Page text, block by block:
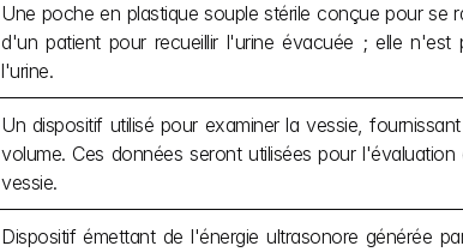
Une poche en plastique souple stérile conçue pour
d'un patient pour recueillir l'urine évacuée ; elle
l'urine.
Un dispositif utilisé pour examiner la vessie,
volume. Ces données seront utilisées pour
vessie.
Dispositif émettant de l'énergie ultrasonore générée